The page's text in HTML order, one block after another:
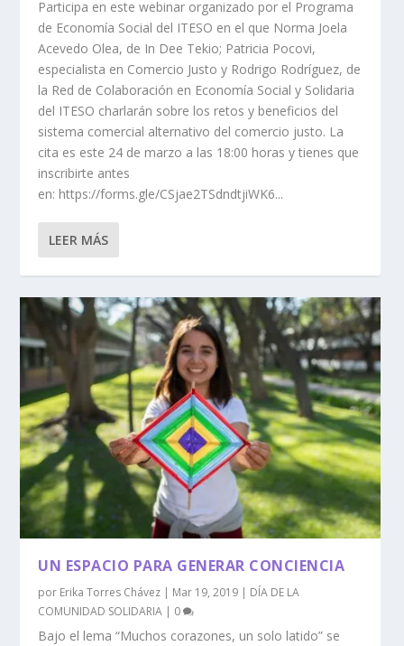
Participa en este webinar organizado por el Programa
de Economía Social del ITESO en el que Norma Joela
Acevedo Olea, de In Dee Tekio; Patricia Pocovi,
especialista en Comercio Justo y Rodrigo Rodríguez, de
la Red de Colaboración en Economía Social y Solidaria
del ITESO charlarán sobre los retos y beneficios del
sistema comercial alternativo del comercio justo. La
cita es este 24 de marzo a las 18:00 horas y tienes que
inscribirte antes
en: https://forms.gle/CSjae2TSdndtjiWK6...
LEER MÁS
UN ESPACIO PARA GENERAR CONCIENCIA
por Erika Torres Chávez | Mar 19, 2019 | DÍA DE LA
COMUNIDAD SOLIDARIA | 0
Bajo el lema “Muchos corazones, un solo latido” se